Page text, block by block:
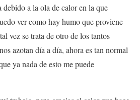
a la ola de calor en la que
ver como hay humo que proviene
vez se trata de otro de los tantos
azotan día a día, ahora es tan normal
ya nada de esto me puede